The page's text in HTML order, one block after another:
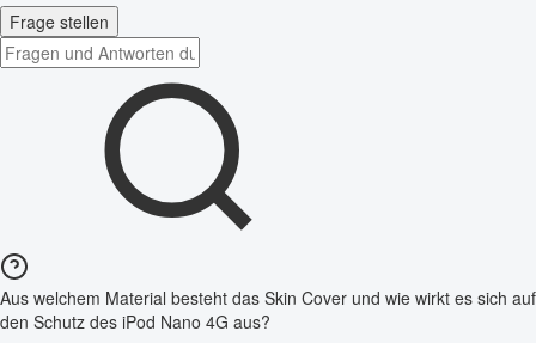
Frage stellen
Aus welchem Material besteht das Skin Cover und wie wirkt es sich auf
den Schutz des iPod Nano 4G aus?